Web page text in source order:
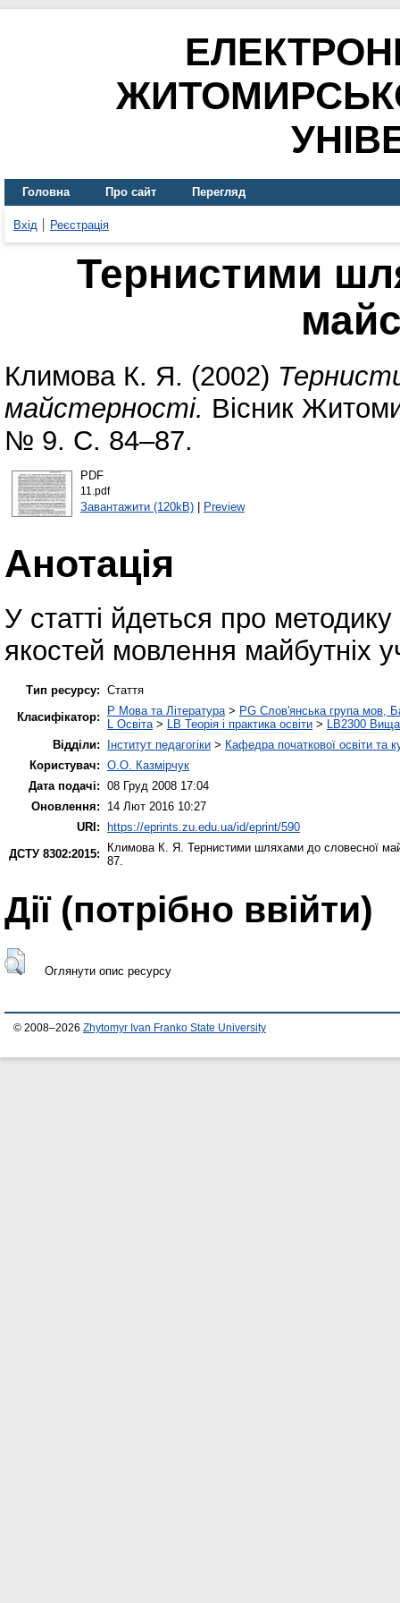
Головна Про сайт Перегляд
Вхід Реєстрація
Тернистими
Климова К. Я. (2002)
майстерності. Вісник
№ 9. С. 84–87.
PDF
11.pdf
Завантажити (120kB)| Preview
Анотація
У статті йдеться про
якостей мовлення майбутніх
Тип ресурсу: Стаття
Класифікатор:
P Мова та Література > PG Слов'янська група мов,
L Освіта > LB Теорія і практика освіти > LB2300 Вища
Відділи:
Інститут педагогіки > Кафедра початкової освіти та
Користувач: О.О. Казмірчук
Дата подачі: 08 Груд 2008 17:04
Оновлення:
14 Лют 2016 10:27
URI: https://eprints.zu.edu.ua/id/eprint/590
ДСТУ 8302:2015:
Климова К. Я. Тернистими шляхами до словесної
87.
Дії ​​(потрібно ввійти)
Оглянути опис ресурсу
© 2008–2026 Zhytomyr Ivan Franko State University